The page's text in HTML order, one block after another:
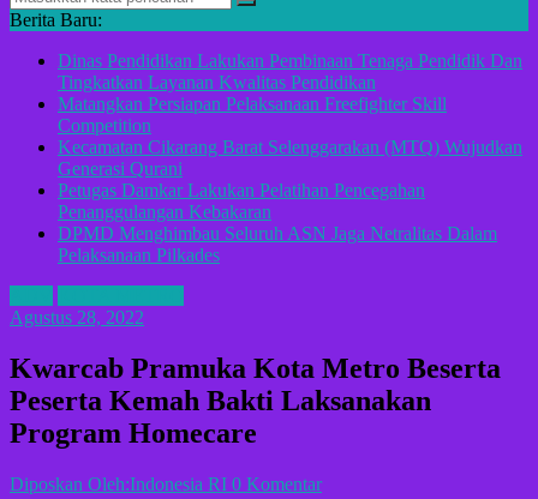
Berita Baru:
Dinas Pendidikan Lakukan Pembinaan Tenaga Pendidik Dan
Tingkatkan Layanan Kwalitas Pendidikan
Matangkan Persiapan Pelaksanaan Freefighter Skill
Competition
Kecamatan Cikarang Barat Selenggarakan (MTQ) Wujudkan
Generasi Qurani
Petugas Damkar Lakukan Pelatihan Pencegahan
Penanggulangan Kebakaran
DPMD Menghimbau Seluruh ASN Jaga Netralitas Dalam
Pelaksanaan Pilkades
Agustus 28, 2022
Kwarcab Pramuka Kota Metro Beserta
Peserta Kemah Bakti Laksanakan
Program Homecare
Diposkan Oleh:Indonesia RI 0 Komentar